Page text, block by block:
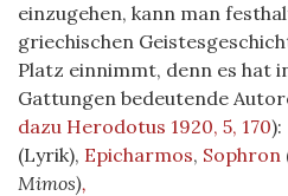
einzugehen, kann man
griechischen
Platz einnimmt, denn es hat
Gattungen bedeutende
dazu Herodotus 1920, 5, 170):
(Lyrik), Epicharmos, Sophron
Mimos),